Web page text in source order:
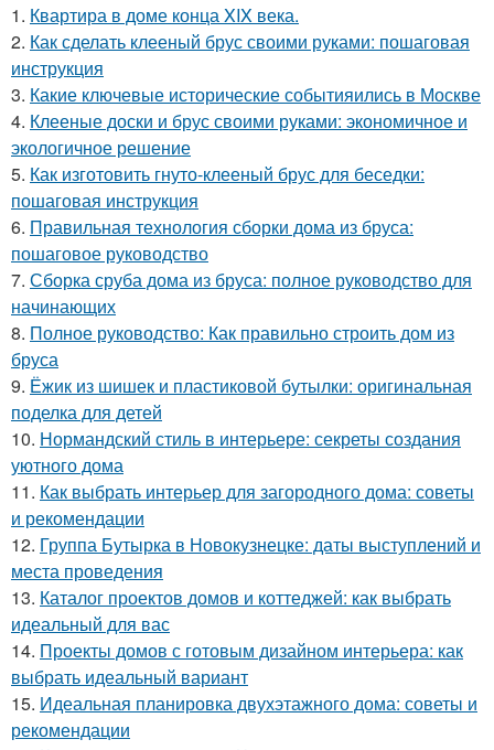
1. Квартира в доме конца XIX века.
2. Как сделать клееный брус своими руками: пошаговая
инструкция
3. Какие ключевые исторические событияились в Москве
4. Клееные доски и брус своими руками: экономичное и
экологичное решение
5. Как изготовить гнуто-клееный брус для беседки:
пошаговая инструкция
6. Правильная технология сборки дома из бруса:
пошаговое руководство
7. Сборка сруба дома из бруса: полное руководство для
начинающих
8. Полное руководство: Как правильно строить дом из
бруса
9. Ёжик из шишек и пластиковой бутылки: оригинальная
поделка для детей
10. Нормандский стиль в интерьере: секреты создания
уютного дома
11. Как выбрать интерьер для загородного дома: советы
и рекомендации
12. Группа Бутырка в Новокузнецке: даты выступлений и
места проведения
13. Каталог проектов домов и коттеджей: как выбрать
идеальный для вас
14. Проекты домов с готовым дизайном интерьера: как
выбрать идеальный вариант
15. Идеальная планировка двухэтажного дома: советы и
рекомендации